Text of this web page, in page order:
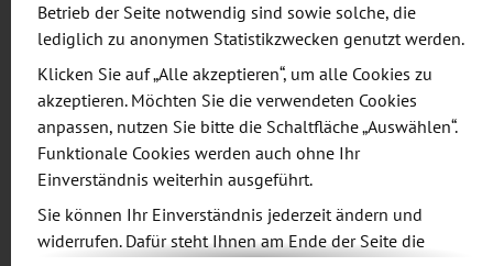
gehört der Standort zu Unilever. Mit sieben
Jahresproduktion von über 8.000 Tonnen ist das
Werk unter der Leitung von Heiko Röder heute
Unilevers wichtigster Produktionsstandort für
Instantsuppen, Snack-Pots und Spaghetteria-
Produkte und beliefert ganz Europa. Die neue Linie
allein kann bis zu 100 Millionen Snack-Becher
Betrieb der Seite notwendig sind sowie solche, die
lediglich zu anonymen Statistikzwecken genutzt werden.
Klicken Sie auf „Alle akzeptieren“, um alle Cookies zu
akzeptieren. Möchten Sie die verwendeten Cookies
anpassen, nutzen Sie bitte die Schaltfläche „Auswählen“.
Funktionale Cookies werden auch ohne Ihr
Einverständnis weiterhin ausgeführt.
Sie können Ihr Einverständnis jederzeit ändern und
widerrufen. Dafür steht Ihnen am Ende der Seite die